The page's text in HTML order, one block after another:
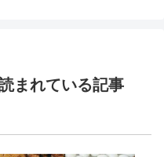
まれている記事